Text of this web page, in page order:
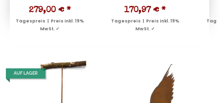
279,00 € *
Tagespreis | Preis inkl. 19%
MwSt. ✓
170,97 € *
Tagespreis | Preis inkl. 19%
MwSt. ✓
AUF LAGER